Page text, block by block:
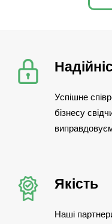
Успішне
бізнесу
Якість
Наші